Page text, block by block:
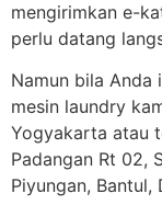
mengirimkan e-
perlu datang
Namun bila Anda
mesin laundry
Yogyakarta atau
Padangan Rt 02,
Piyungan,